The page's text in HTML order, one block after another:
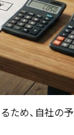
ため、自社の